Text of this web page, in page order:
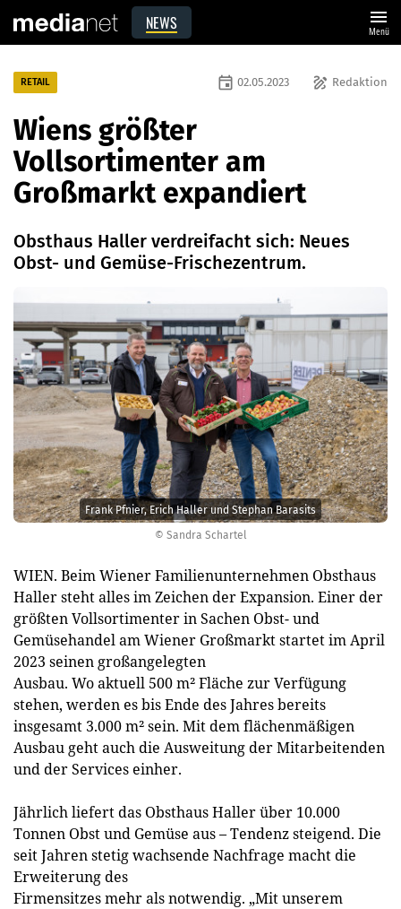
NEWS menu
Menü
© Sandra Schartel
Frank Pfnier, Erich Haller und Stephan Barasits
RETAIL draw Redaktion
event 02.05.2023
Wiens größter
Vollsortimenter am
Großmarkt expandiert
Obsthaus Haller verdreifacht sich: Neues
Obst- und Gemüse-Frischezentrum.
WIEN. Beim Wiener Familienunternehmen Obsthaus
Haller steht alles im Zeichen der Expansion. Einer der
größten Vollsortimenter in Sachen Obst- und
Gemüsehandel am Wiener Großmarkt startet im April
2023 seinen großangelegten
Ausbau. Wo aktuell 500 m² Fläche zur Verfügung
stehen, werden es bis Ende des Jahres bereits
insgesamt 3.000 m² sein. Mit dem flächenmäßigen
Ausbau geht auch die Ausweitung der Mitarbeitenden
und der Services einher.
Jährlich liefert das Obsthaus Haller über 10.000
Tonnen Obst und Gemüse aus – Tendenz steigend. Die
seit Jahren stetig wachsende Nachfrage macht die
Erweiterung des
Firmensitzes mehr als notwendig. „Mit unserem